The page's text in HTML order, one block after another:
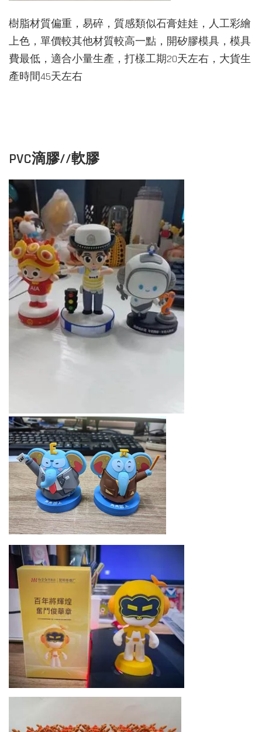
樹脂材質偏重，易碎，質感類似石膏娃娃，人工彩繪
上色，單價較其他材質較高一點， 開矽膠模具， 模具
費最低，適合小量生產 ，打樣工期20天左右，大貨生
產時間45天左右
PVC滴膠//軟膠